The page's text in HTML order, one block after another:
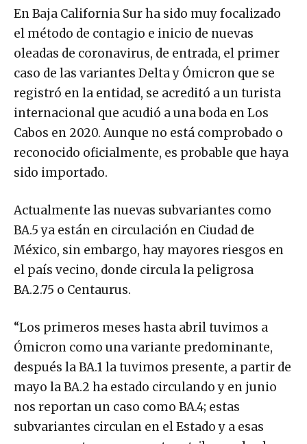
En Baja California Sur ha sido muy focalizado
el método de contagio e inicio de nuevas
oleadas de coronavirus, de entrada, el primer
caso de las variantes Delta y Ómicron que se
registró en la entidad, se acreditó a un turista
internacional que acudió a una boda en Los
Cabos en 2020. Aunque no está comprobado o
reconocido oficialmente, es probable que haya
sido importado.
Actualmente las nuevas subvariantes como
BA.5 ya están en circulación en Ciudad de
México, sin embargo, hay mayores riesgos en
el país vecino, donde circula la peligrosa
BA.2.75 o Centaurus.
“Los primeros meses hasta abril tuvimos a
Ómicron como una variante predominante,
después la BA.1 la tuvimos presente, a partir de
mayo la BA.2 ha estado circulando y en junio
nos reportan un caso como BA.4; estas
subvariantes circulan en el Estado y a esas